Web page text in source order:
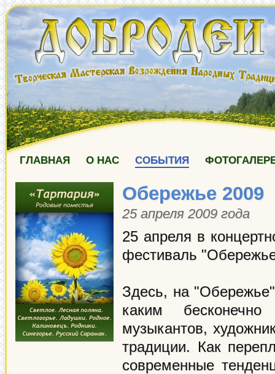
ГЛАВНАЯ О НАС СОБЫТИЯ
Обережье 2009
25 апреля 2009 года
25 апреля в
фестиваль
Здесь, на
каким
музыкантов,
традиции. Как
современные